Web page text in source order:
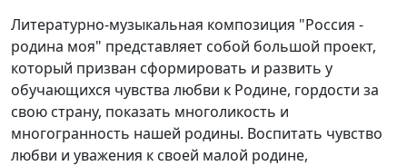
Литературно-музыкальная композиция "Россия -
родина моя" представляет собой большой проект,
который призван сформировать и развить у
обучающихся чувства любви к Родине, гордости за
свою страну, показать многоликость и
многогранность нашей родины. Воспитать чувство
любви и уважения к своей малой родине,